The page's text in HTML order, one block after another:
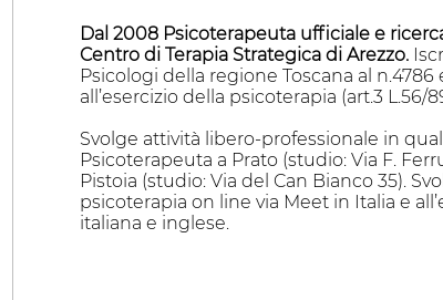
Dal 2008 Psicoterapeuta ufficiale e
Centro di Terapia Strategica di Arezzo.
Psicologi della regione Toscana al n.4786
all’esercizio della psicoterapia (art.3 L.56/
Svolge attività libero-professionale in
Psicoterapeuta a Prato (studio: Via F.
Pistoia (studio: Via del Can Bianco 35).
psicoterapia on line via Meet in Italia e
italiana e inglese.